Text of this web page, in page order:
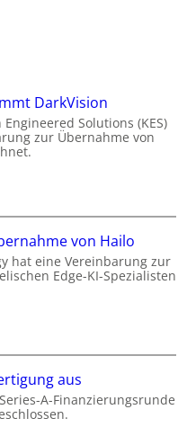
DarkVision
Solutions (KES)
zur Übernahme von
von Hailo
hat eine Vereinbarung zur
Edge-KI-Spezialisten
aus
A-Finanzierungsrunde